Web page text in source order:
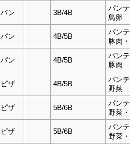
パン 3B/4B
パン
鳥卵
パン 4B/5B
パン
豚肉
パン 4B/5B
パン
豚肉
ピザ 4B/5B
パン
野菜
ピザ 5B/6B
パン
野菜
ピザ 5B/6B
パン
野菜